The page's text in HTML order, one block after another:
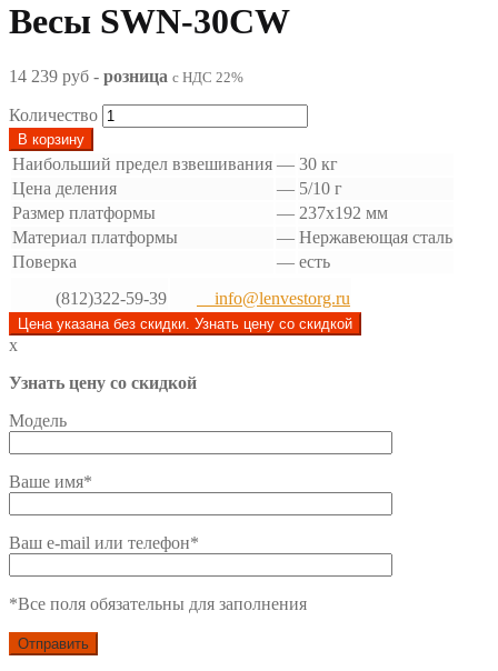
Весы SWN-30CW
14 239 руб - розница с НДС 22%
Количество
В корзину
Наибольший предел взвешивания — 30 кг
Цена деления
— 5/10 г
Размер платформы
— 237x192 мм
Материал платформы
— Нержавеющая сталь
Поверка
— есть
(812)322-59-39
info@lenvestorg.ru
Цена указана без скидки. Узнать цену со скидкой
x
Узнать цену со скидкой
Модель
Ваше имя*
Ваш e-mail или телефон*
*Все поля обязательны для заполнения